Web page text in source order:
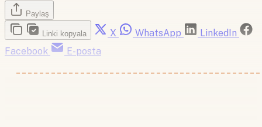
Paylaş
Linki kopyala X WhatsApp
LinkedIn
Facebook
E-posta